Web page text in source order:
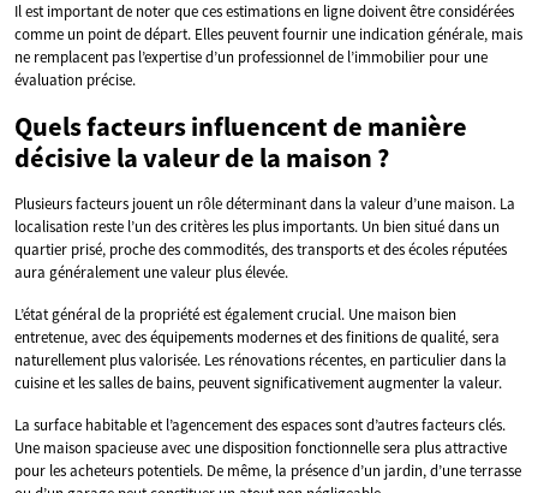
Il est important de noter que ces estimations en ligne doivent être considérées
comme un point de départ. Elles peuvent fournir une indication générale, mais
ne remplacent pas l’expertise d’un professionnel de l’immobilier pour une
évaluation précise.
Quels facteurs influencent de manière
décisive la valeur de la maison ?
Plusieurs facteurs jouent un rôle déterminant dans la valeur d’une maison. La
localisation reste l’un des critères les plus importants. Un bien situé dans un
quartier prisé, proche des commodités, des transports et des écoles réputées
aura généralement une valeur plus élevée.
L’état général de la propriété est également crucial. Une maison bien
entretenue, avec des équipements modernes et des finitions de qualité, sera
naturellement plus valorisée. Les rénovations récentes, en particulier dans la
cuisine et les salles de bains, peuvent significativement augmenter la valeur.
La surface habitable et l’agencement des espaces sont d’autres facteurs clés.
Une maison spacieuse avec une disposition fonctionnelle sera plus attractive
pour les acheteurs potentiels. De même, la présence d’un jardin, d’une terrasse